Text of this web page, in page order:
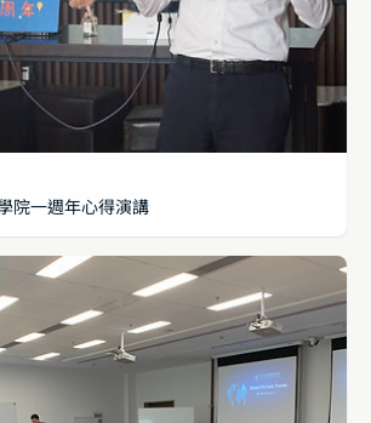
院一週年心得演講